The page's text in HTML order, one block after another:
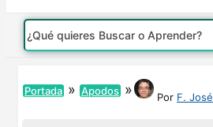
Portada » Apodos » Por F. José